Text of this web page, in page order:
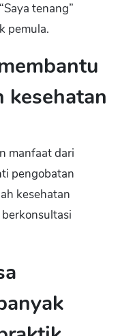
tenang”
pemula.
kesehatan
manfaat dari
pengobatan
kesehatan